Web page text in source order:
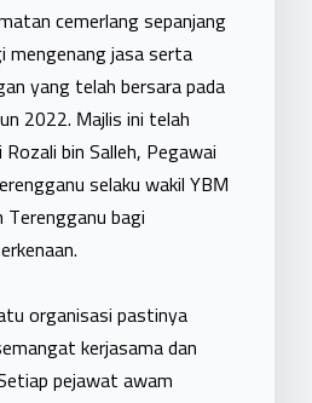
cemerlang sepanjang
mengenang jasa serta
yang telah bersara pada
2022. Majlis ini telah
Rozali bin Salleh, Pegawai
selaku wakil YBM
Terengganu bagi
organisasi pastinya
kerjasama dan
pejawat awam